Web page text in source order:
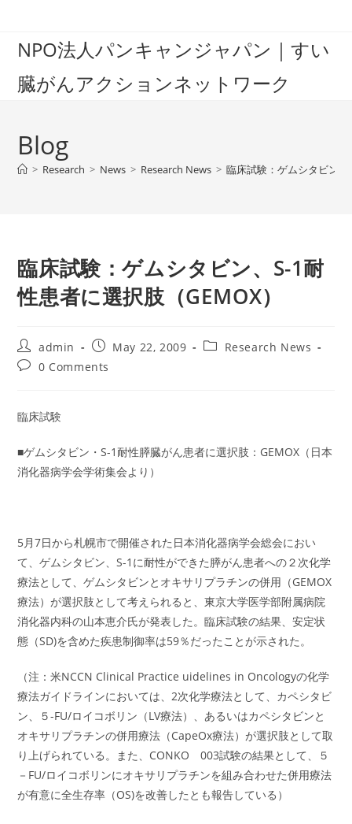
contentNPO法人パンキャンジャパン｜すい
臓がんアクションネットワーク
Blog
> Research > News > Research News > 臨床試験：ゲムシタビン
臨床試験：ゲムシタビン、S-1耐
性患者に選択肢（GEMOX）
Post
author:
admin
Post
published:
May 22, 2009
PostResearch News
Post0 Comments
臨床試験
■ゲムシタビン・S-1耐性膵臓がん患者に選択肢：GEMOX（日本
消化器病学会学術集会より）
5月7日から札幌市で開催された日本消化器病学会総会におい
て、ゲムシタビン、S-1に耐性ができた膵がん患者への２次化学
療法として、ゲムシタビンとオキサリプラチンの併用（GEMOX
療法）が選択肢として考えられると、東京大学医学部附属病院
消化器内科の山本恵介氏が発表した。臨床試験の結果、安定状
態（SD)を含めた疾患制御率は59％だったことが示された。
（注：米NCCN Clinical Practice uidelines in Oncologyの化学
療法ガイドラインにおいては、2次化学療法として、カペシタビ
ン、５-FU/ロイコボリン（LV療法）、あるいはカペシタビンと
オキサリプラチンの併用療法（CapeOx療法）が選択肢として取
り上げられている。また、CONKO 003試験の結果として、５
－FU/ロイコボリンにオキサリプラチンを組み合わせた併用療法
が有意に全生存率（OS)を改善したとも報告している）